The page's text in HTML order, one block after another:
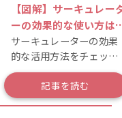
【図解】サーキュレー
ーの効果的な使い方は
効率を上げる置き方を
説
サーキュレーターの効果
的な活用方法をチェッ
ク！
記事を読む